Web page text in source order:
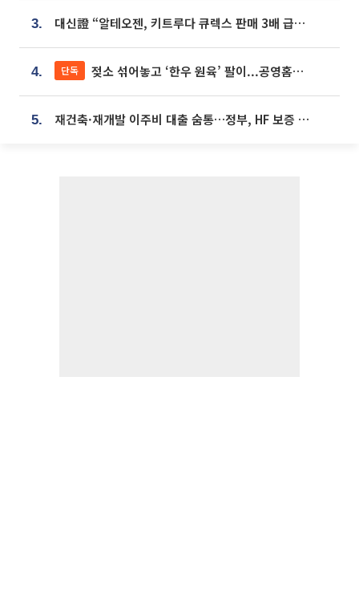
3. 대신證 “알테오젠, 키트루다 큐렉스 판매 3배 급증…목표가 41만원 상향”
4. 단독 젖소 섞어놓고 ‘한우 원육’ 팔이...공영홈쇼핑 표기·검증 구멍
5. 재건축·재개발 이주비 대출 숨통…정부, HF 보증 신설 추진